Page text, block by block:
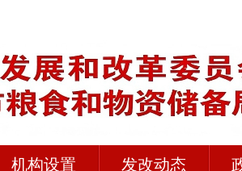
机构设置 发改动态